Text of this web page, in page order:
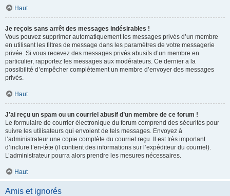
Haut
Je reçois sans arrêt des messages indésirables !
Vous pouvez supprimer automatiquement les messages privés d’un membre
en utilisant les filtres de message dans les paramètres de votre messagerie
privée. Si vous recevez des messages privés abusifs d’un membre en
particulier, rapportez les messages aux modérateurs. Ce dernier a la
possibilité d’empêcher complètement un membre d’envoyer des messages
privés.
Haut
J’ai reçu un spam ou un courriel abusif d’un membre de ce forum !
Le formulaire de courrier électronique du forum comprend des sécurités pour
suivre les utilisateurs qui envoient de tels messages. Envoyez à
l’administrateur une copie complète du courriel reçu. Il est très important
d’inclure l’en-tête (il contient des informations sur l’expéditeur du courriel).
L’administrateur pourra alors prendre les mesures nécessaires.
Haut
Amis et ignorés